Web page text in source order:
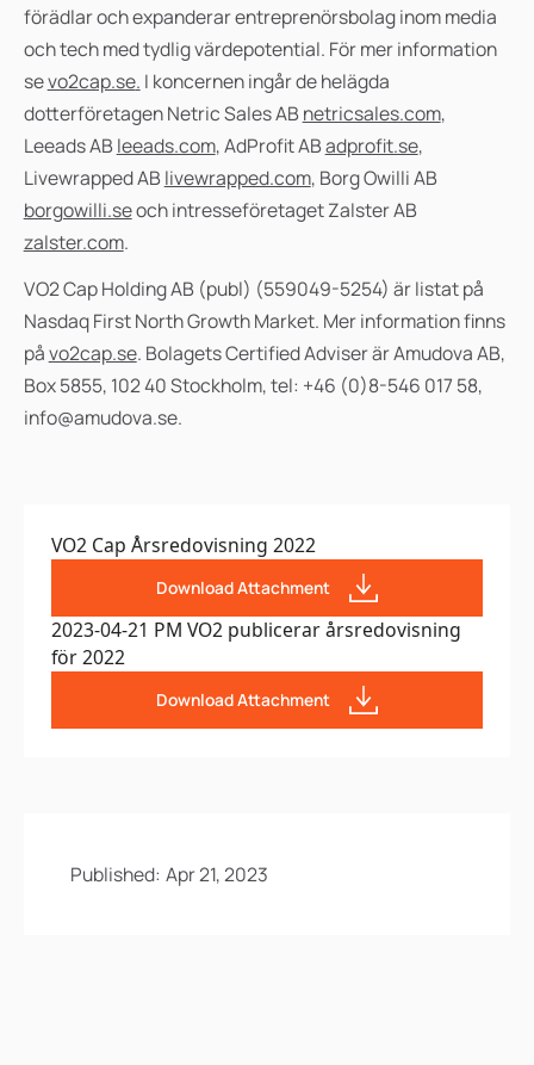
förädlar och expanderar entreprenörsbolag inom media
och tech med tydlig värdepotential. För mer information
sevo2cap.se. I koncernen ingår de helägda
dotterföretagen Netric Sales AB netricsales.com,
Leeads AB leeads.com, AdProfit ABadprofit.se,
Livewrapped AB livewrapped.com, Borg Owilli AB
borgowilli.seoch intresseföretaget Zalster AB
zalster.com.
VO2 Cap Holding AB (publ) (559049-5254) är listat på
Nasdaq First North Growth Market. Mer information finns
påvo2cap.se. Bolagets Certified Adviser är Amudova AB,
Box 5855, 102 40 Stockholm, tel: +46 (0)8-546 017 58,
info@amudova.se.
VO2 Cap Årsredovisning 2022
Download Attachment
2023-04-21 PM VO2 publicerar årsredovisning
för 2022
Download Attachment
Published: Apr 21, 2023